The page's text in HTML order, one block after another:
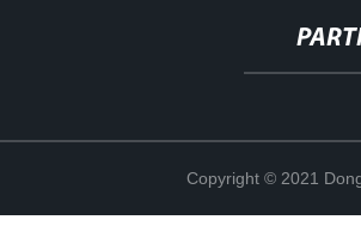
Copyright © 2021